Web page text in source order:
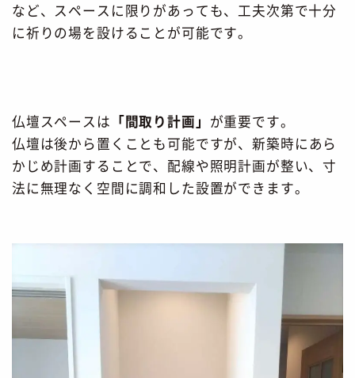
など、スペースに限りがあっても、工夫次第で十分
に祈りの場を設けることが可能です。
仏壇スペースは 「間取り計画」 が重要です。
仏壇は後から置くことも可能ですが、新築時にあら
かじめ計画することで、配線や照明計画が整い、 寸
法に無理なく空間に調和した設置ができます。